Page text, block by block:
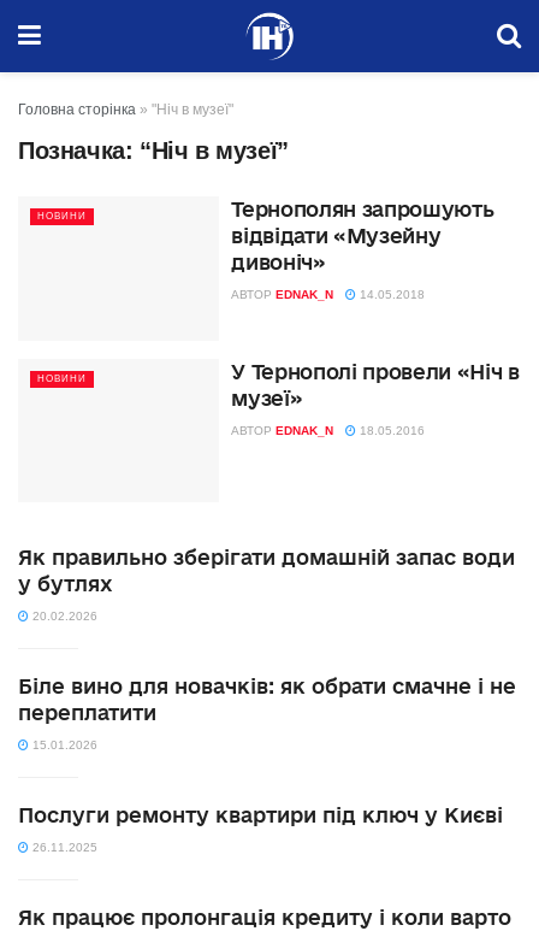
Головна сторінка » "Ніч в музеї"
Позначка: “Ніч в музеї”
НОВИНИ
Тернополян запрошують
відвідати «Музейну
дивоніч»
АВТОР EDNAK_N 14.05.2018
НОВИНИ
У Тернополі провели «Ніч в
музеї»
АВТОР EDNAK_N 18.05.2016
Як правильно зберігати домашній запас води
у бутлях
20.02.2026
Біле вино для новачків: як обрати смачне і не
переплатити
15.01.2026
Послуги ремонту квартири під ключ у Києві
26.11.2025
Як працює пролонгація кредиту і коли варто